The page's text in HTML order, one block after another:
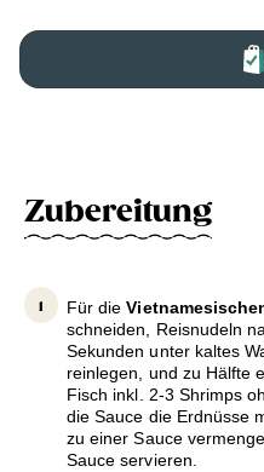
Zubereitung
Für die
schneiden, Reisnudeln
Sekunden unter kaltes
reinlegen, und zu Hälfte
Fisch inkl. 2-3 Shrimps
die Sauce die Erdnüsse
zu einer Sauce
Sauce servieren.